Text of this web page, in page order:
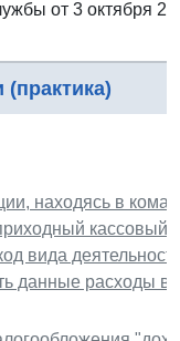
от 3 октября
находясь в
кассовый
вида
данные расходы